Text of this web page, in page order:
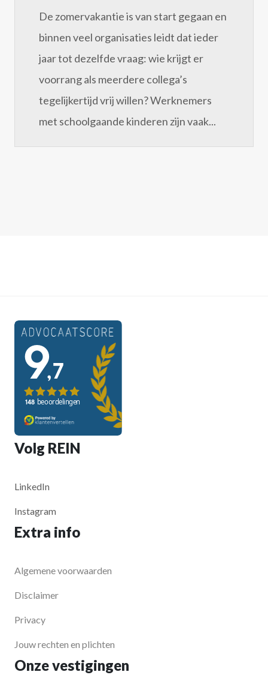
De zomervakantie is van start gegaan en
binnen veel organisaties leidt dat ieder
jaar tot dezelfde vraag: wie krijgt er
voorrang als meerdere collega’s
tegelijkertijd vrij willen? Werknemers
met schoolgaande kinderen zijn vaak...
Volg REIN
LinkedIn
Instagram
Extra info
Algemene voorwaarden
Disclaimer
Privacy
Jouw rechten en plichten
Onze vestigingen